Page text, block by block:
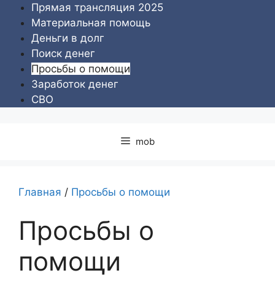
Перейти
содержимому
Прямая трансляция 2025
Материальная помощь
Деньги в долг
Поиск денег
Просьбы о помощи
Заработок денег
СВО
mob
Главная / Просьбы о помощи
Просьбы о
помощи